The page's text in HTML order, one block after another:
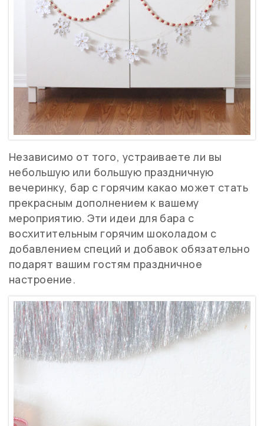
Независимо от того, устраиваете ли вы
небольшую или большую праздничную
вечеринку, бар с горячим какао может стать
прекрасным дополнением к вашему
мероприятию. Эти идеи для бара с
восхитительным горячим шоколадом с
добавлением специй и добавок обязательно
подарят вашим гостям праздничное
настроение.